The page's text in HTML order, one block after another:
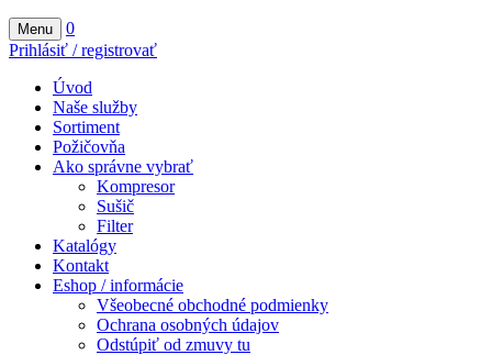
Menu
0
Prihlásiť / registrovať
Úvod
Naše služby
Sortiment
Požičovňa
Ako správne vybrať
Kompresor
Sušič
Filter
Katalógy
Kontakt
Eshop / informácie
Všeobecné obchodné podmienky
Ochrana osobných údajov
Odstúpiť od zmuvy tu